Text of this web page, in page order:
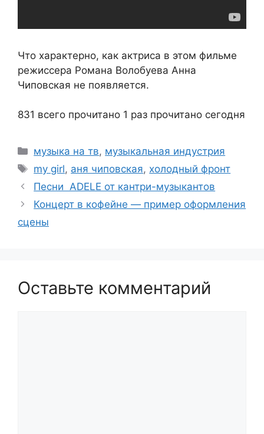
Что характерно, как актриса в этом фильме
режиссера Романа Волобуева Анна
Чиповская не появляется.
831 всего прочитано 1 раз прочитано сегодня
Рубрики
музыка на тв, музыкальная индустрия
Метки
my girl, аня чиповская, холодный фронт
Песни ADELE от кантри-музыкантов
Концерт в кофейне — пример оформления
сцены
Оставьте комментарий